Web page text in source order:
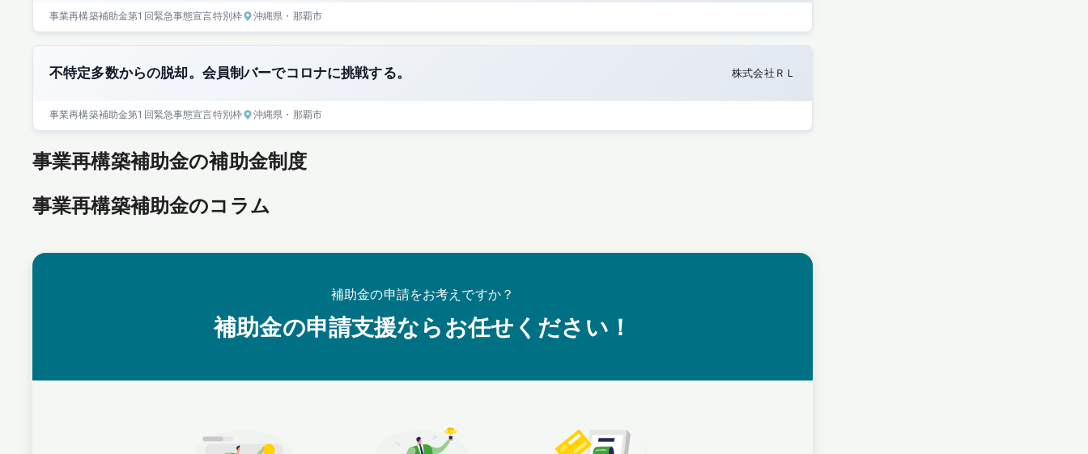
事業再構築補助金第1回緊急事態宣言特別枠 沖縄県 ・那覇市
不特定多数からの脱却。会員制バーでコロナに挑戦する。 株式会社ＲＬ
事業再構築補助金第1回緊急事態宣言特別枠 沖縄県 ・那覇市
事業再構築補助金の補助金制度
事業再構築補助金のコラム
補助金の申請をお考えですか？
補助金の申請支援ならお任せください！